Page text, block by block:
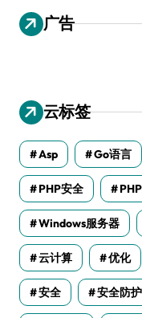
广告
云标签
Asp Go语言
PHP安全
Windows服务器
云计算 优化
安全 安全防护